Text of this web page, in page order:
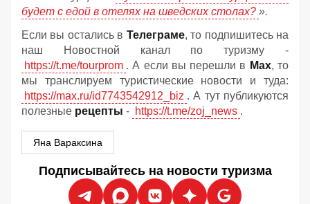
будет с едой в отелях на шведских столах? ».
Если вы остались в Телеграме, то подпишитесь на
наш Новостной канал по туризму -
https://t.me/tourprom . А если вы перешли в Мах, то
мы транслируем туристические новости и туда:
https://max.ru/id7743542912_biz . А тут публикуются
полезные рецепты - https://t.me/zoj_news .
Яна Вараксина
Подписывайтесь на новости туризма